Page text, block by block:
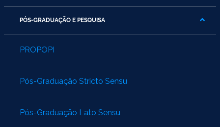
PÓS-GRADUAÇÃO E PESQUISA
PROPOPI
Pós-Graduação Stricto Sensu
Pós-Graduação Lato Sensu